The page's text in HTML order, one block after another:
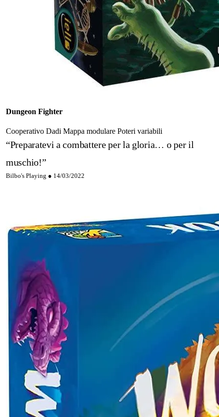
Dungeon Fighter
Cooperativo Dadi Mappa modulare Poteri variabili
“Preparatevi a combattere per la gloria… o per il
muschio!”
Bilbo's Playing ● 14/03/2022